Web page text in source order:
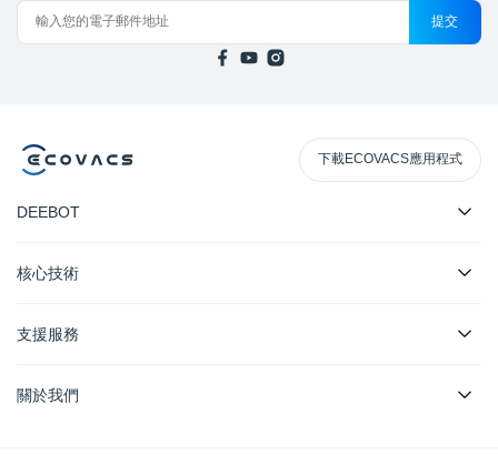
提交
下載ECOVACS應用程式
DEEBOT
核心技術
支援服務
關於我們